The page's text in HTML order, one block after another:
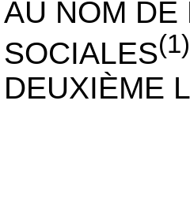
AU NOM DE
SOCIALES(1)
DEUXIÈME